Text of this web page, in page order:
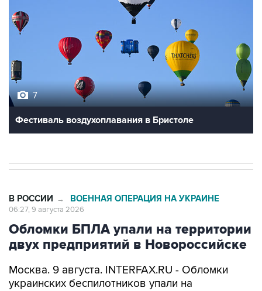
7
Фестиваль воздухоплавания в Бристоле
В РОССИИ → ВОЕННАЯ ОПЕРАЦИЯ НА УКРАИНЕ
06:27, 9 августа 2026
Обломки БПЛА упали на территории
двух предприятий в Новороссийске
Москва. 9 августа. INTERFAX.RU - Обломки
украинских беспилотников упали на